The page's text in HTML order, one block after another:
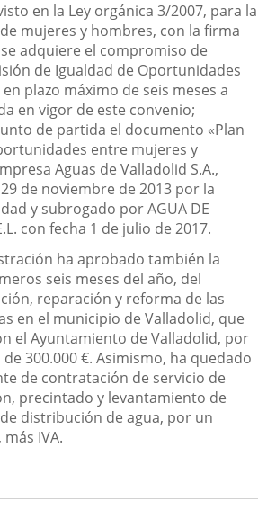
en la Ley orgánica 3/2007, para la
mujeres y hombres, con la firma
adquiere el compromiso de
de Igualdad de Oportunidades
en plazo máximo de seis meses a
en vigor de este convenio;
de partida el documento «Plan
entre mujeres y
Aguas de Valladolid S.A.,
de noviembre de 2013 por la
y subrogado por AGUA DE
con fecha 1 de julio de 2017.
ha aprobado también la
seis meses del año, del
reparación y reforma de las
en el municipio de Valladolid, que
el Ayuntamiento de Valladolid, por
300.000 €. Asimismo, ha quedado
de contratación de servicio de
precintado y levantamiento de
distribución de agua, por un
IVA.